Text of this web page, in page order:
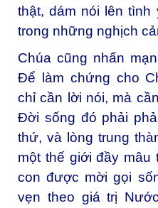
thật, dám nói lên
trong những nghịch
Chúa cũng nhấn
Để làm chứng cho
chỉ cần lời nói, mà
Đời sống đó phải
thứ, và lòng trung
một thế giới đầy mâu
con được mời gọi
vẹn theo giá trị